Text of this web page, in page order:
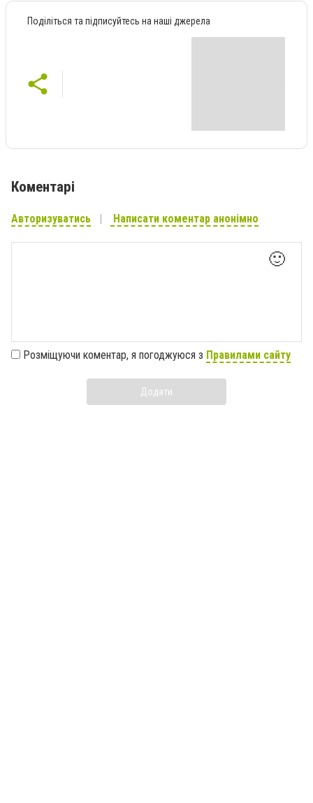
Поділіться та підписуйтесь на наші джерела
Коментарі
Авторизуватись Написати коментар анонімно
🙂
Розміщуючи коментар, я погоджуюся з Правилами сайту
Додати